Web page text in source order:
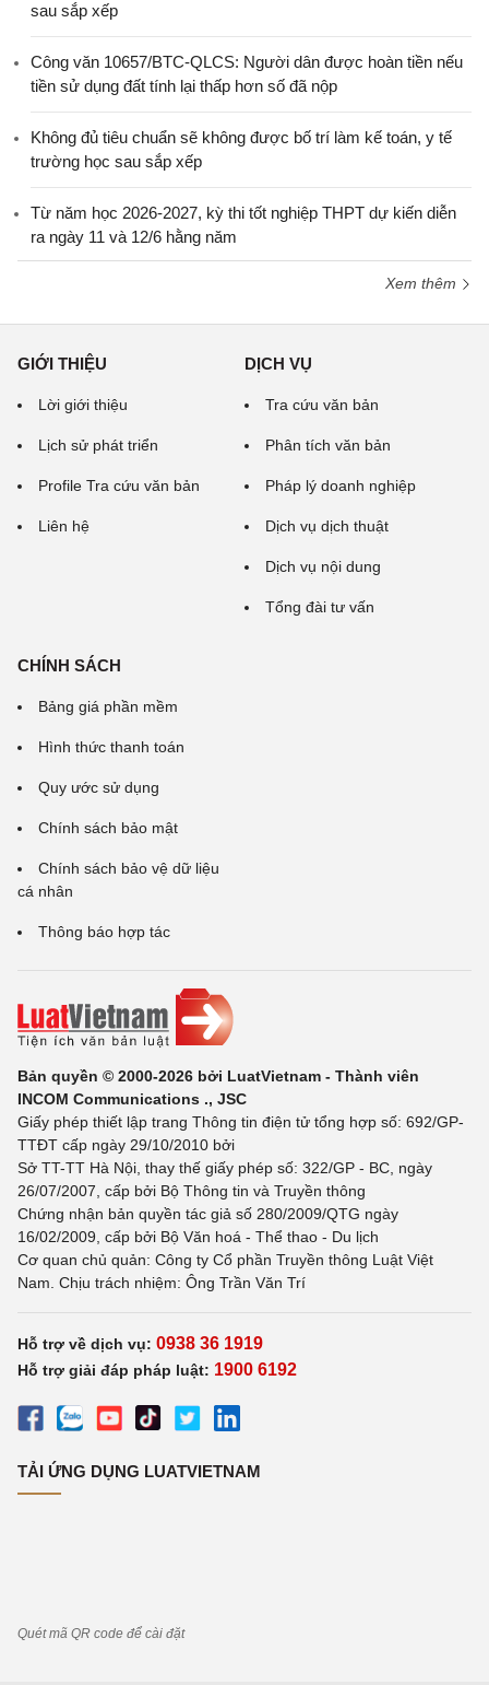
sau sắp xếp
Công văn 10657/BTC-QLCS: Người dân được hoàn tiền nếu
tiền sử dụng đất tính lại thấp hơn số đã nộp
Không đủ tiêu chuẩn sẽ không được bố trí làm kế toán, y tế
trường học sau sắp xếp
Từ năm học 2026-2027, kỳ thi tốt nghiệp THPT dự kiến diễn
ra ngày 11 và 12/6 hằng năm
Xem thêm
GIỚI THIỆU
Lời giới thiệu
Lịch sử phát triển
Profile Tra cứu văn bản
Liên hệ
DỊCH VỤ
Tra cứu văn bản
Phân tích văn bản
Pháp lý doanh nghiệp
Dịch vụ dịch thuật
Dịch vụ nội dung
Tổng đài tư vấn
CHÍNH SÁCH
Bảng giá phần mềm
Hình thức thanh toán
Quy ước sử dụng
Chính sách bảo mật
Chính sách bảo vệ dữ liệu
cá nhân
Thông báo hợp tác
Bản quyền © 2000-2026 bởi LuatVietnam - Thành viên
INCOM Communications ., JSC
Giấy phép thiết lập trang Thông tin điện tử tổng hợp số: 692/GP-
TTĐT cấp ngày 29/10/2010 bởi
Sở TT-TT Hà Nội, thay thế giấy phép số: 322/GP - BC, ngày
26/07/2007, cấp bởi Bộ Thông tin và Truyền thông
Chứng nhận bản quyền tác giả số 280/2009/QTG ngày
16/02/2009, cấp bởi Bộ Văn hoá - Thể thao - Du lịch
Cơ quan chủ quản: Công ty Cổ phần Truyền thông Luật Việt
Nam. Chịu trách nhiệm: Ông Trần Văn Trí
Hỗ trợ về dịch vụ: 0938 36 1919
Hỗ trợ giải đáp pháp luật: 1900 6192
TẢI ỨNG DỤNG LUATVIETNAM
Quét mã QR code để cài đặt